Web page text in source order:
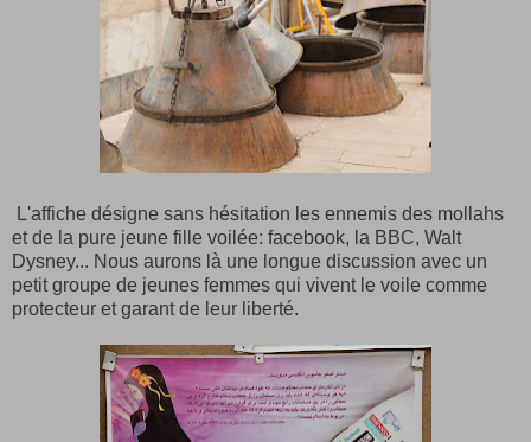
L'affiche désigne sans hésitation les ennemis des mollahs
et de la pure jeune fille voilée: facebook, la BBC, Walt
Dysney... Nous aurons là une longue discussion avec un
petit groupe de jeunes femmes qui vivent le voile comme
protecteur et garant de leur liberté.